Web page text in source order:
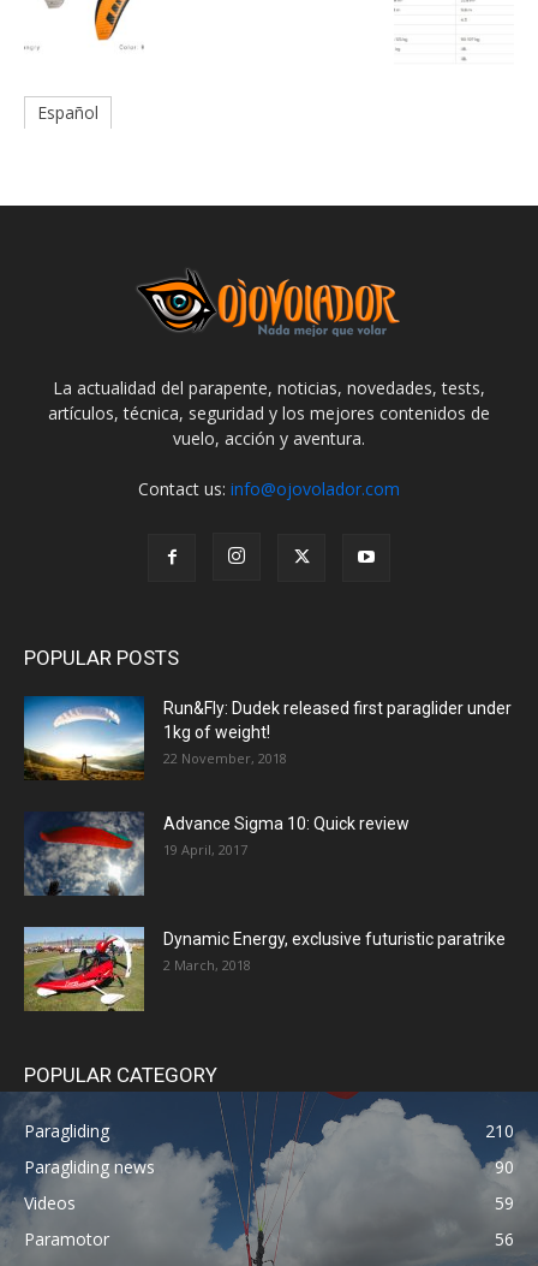
Español
La actualidad del parapente, noticias, novedades, tests,
artículos, técnica, seguridad y los mejores contenidos de
vuelo, acción y aventura.
Contact us: info@ojovolador.com
POPULAR POSTS
Run&Fly: Dudek released first paraglider under
1kg of weight!
22 November, 2018
Advance Sigma 10: Quick review
19 April, 2017
Dynamic Energy, exclusive futuristic paratrike
2 March, 2018
POPULAR CATEGORY
Paragliding
210
Paragliding news
90
Videos
59
Paramotor
56